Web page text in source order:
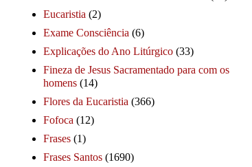
Eucaristia (2)
Exame Consciência (6)
Explicações do Ano Litúrgico (33)
Fineza de Jesus Sacramentado para com os
homens (14)
Flores da Eucaristia (366)
Fofoca (12)
Frases (1)
Frases Santos (1690)